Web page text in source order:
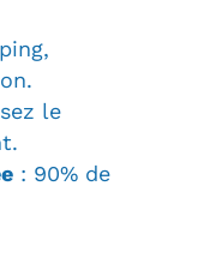
le
: 90% de